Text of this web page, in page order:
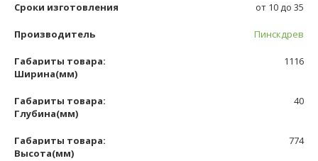
Сроки изготовления от 10 до 35
Производитель Пинскдрев
Габариты товара:
Ширина(мм)
1116
Габариты товара:
Глубина(мм)
40
Габариты товара:
Высота(мм)
774